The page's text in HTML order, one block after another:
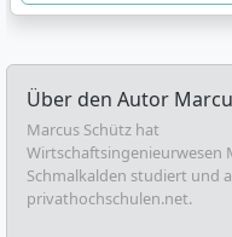
Über den Autor
Marcus Schütz hat
Wirtschaftsingenieurwesen
Schmalkalden studiert und
privathochschulen.net.